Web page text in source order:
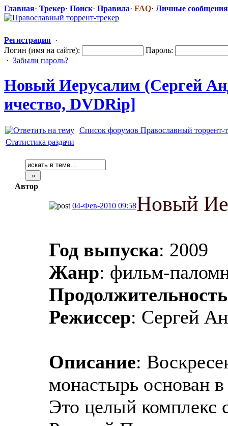
Главная· Трекер· Поиск· Правила· FAQ· Личные сообщения
Регистрация ·
Логин (имя на сайте):
Пароль:
· Забыли пароль?
Новый Иерусалим (Сергей
ичество, DVDRip]
Список форумов Православный торрент-
Статистика раздачи
Автор
04-Фев-2010 09:58Новый
Год выпуска: 2009
Жанр: фильм-
Продолжительность
Режиссер: Сергей
Описание:
монастырь основан
Это целый комплекс